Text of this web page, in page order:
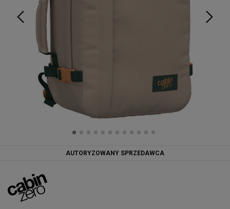
AUTORYZOWANY SPRZEDAWCA